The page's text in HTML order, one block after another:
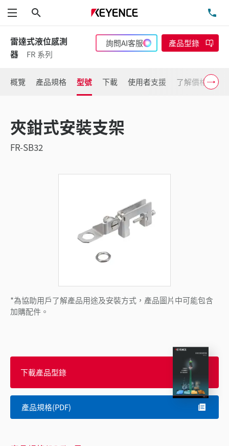
功能表
雷達式液位感測
器
FR 系列
詢問AI客服 產品型錄
概覽 產品規格 型號 下載 使用者支援 了解價格
夾鉗式安裝支架
FR-SB32
*為協助用戶了解產品用途及安裝方式，產品圖片中可能包含
加購配件。
下載產品型錄
產品規格(PDF)